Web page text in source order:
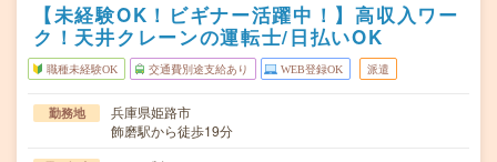
【未経験OK！ビギナー活躍中！】高収入ワー
ク！天井クレーンの運転士/日払いOK
職種未経験OK 交通費別途支給あり WEB登録OK 派遣
勤務地
兵庫県姫路市
飾磨駅から徒歩19分